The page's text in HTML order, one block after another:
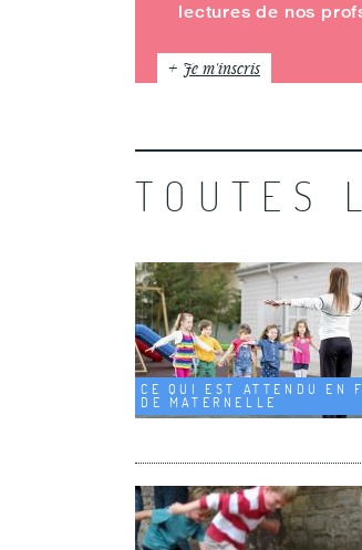
lectures de nos
Je m'inscris
TOUTES
CE QUI EST ATTENDU EN
DE MATERNELLE